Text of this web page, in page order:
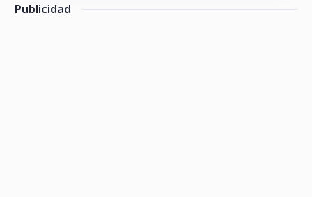
Publicidad